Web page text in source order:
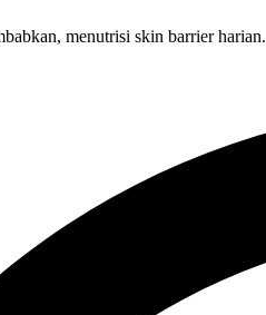
menutrisi skin barrier harian.